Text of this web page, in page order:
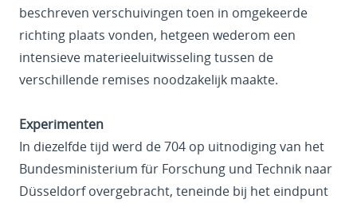
beschreven verschuivingen toen in omgekeerde
richting plaats vonden, hetgeen wederom een
intensieve materieeluitwisseling tussen de
verschillende remises noodzakelijk maakte.
Experimenten
In diezelfde tijd werd de 704 op uitnodiging van het
Bundesministerium für Forschung und Technik naar
Düsseldorf overgebracht, teneinde bij het eindpunt